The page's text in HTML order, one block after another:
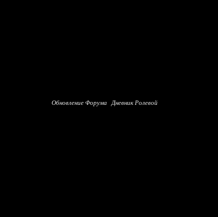
Обновление Форума Дневник Ролевой